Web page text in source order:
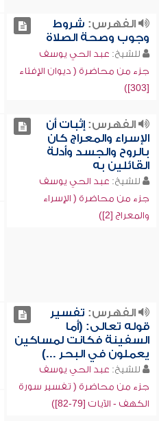
الفهرس: شروط
وجوب وصحة الصلاة
للشيخ: عبد الحي يوسف
جزء من محاضرة ( ديوان الإفتاء
[303])
الفهرس:إثبات أن
الإسراء والمعراج كان
بالروح والجسد وأدلة
القائلين به
للشيخ: عبد الحي يوسف
جزء من محاضرة ( الإسراء
والمعراج [2])
الفهرس: تفسير
قوله تعالى: (أما
السفينة فكانت لمساكين
يعملون في البحر ...)
للشيخ: عبد الحي يوسف
جزء من محاضرة ( تفسير سورة
الكهف - الآيات [79-82])